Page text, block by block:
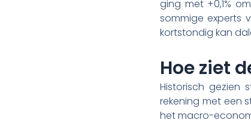
ging met +0,1%
sommige experts
kortstondig kan
Hoe ziet
Historisch gezien
rekening met een
het macro-